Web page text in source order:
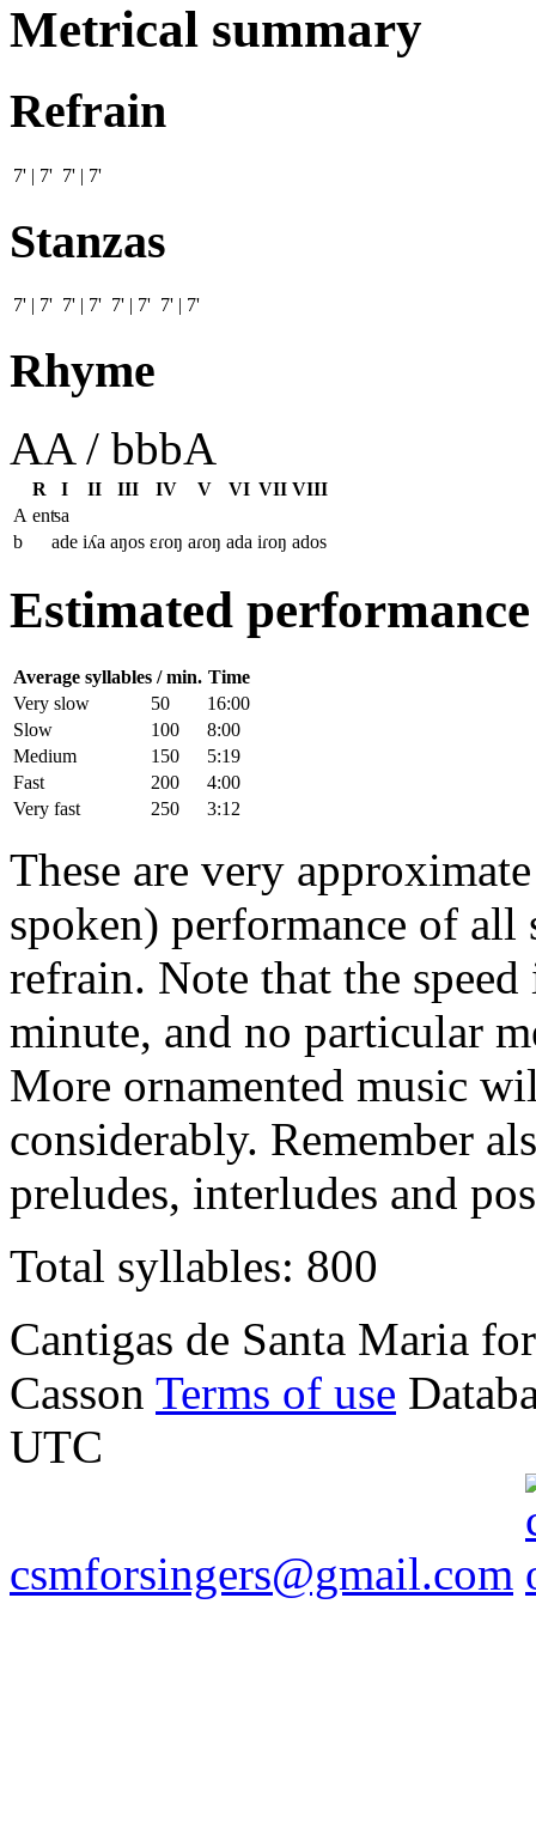
Metrical summary
Refrain
7' | 7' 7' | 7'
Stanzas
7' | 7' 7' | 7' 7' | 7' 7' | 7'
Rhyme
AA / bbbA
R I II III IV V VI VII VIII
A enʦa
b
ade iʎa aŋos ɛɾoŋ aɾoŋ ada iɾoŋ ados
Estimated
Average syllables / min. Time
Very slow
50
16:00
Slow
100
8:00
Medium
150
5:19
Fast
200
4:00
Very fast
250 3:12
These are very
spoken) performance of all
refrain. Note that the
minute, and no particular
More ornamented music
considerably. Remember
preludes, interludes and
Total syllables: 800
Cantigas de Santa Maria
Casson Terms of use
UTC
csmforsingers@gmail.com